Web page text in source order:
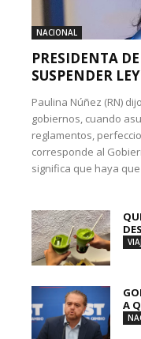
NACIONAL
PRESIDENTA
SUSPENDER
Paulina Núñez (RN)
gobiernos, cuando
reglamentos,
corresponde al
significa que haya
A